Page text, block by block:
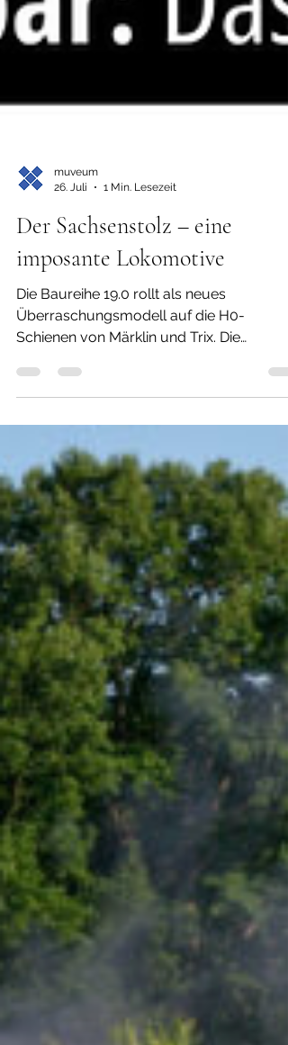
muveum
Der Sachsenstolz – eine
imposante Lokomotive
Schienen von Märklin und Trix. Die
wunderschöne Lokomotive ist komplett
neu konstruiert, fährt absolut
vorbildgerecht und bietet viele liebevoll
umgesetzte Details für
Fahrspaß. (c) Märklin Sachsenstolz - die
Dampflokomotive Baureihe 19.0 Mit vier
Treibachsen, einer Leistung von 1800 PS
und einem Dienstgewicht von 162 Tonnen
war sie eine wirklich mächtige
Schnellzugmaschine, die besonders im s